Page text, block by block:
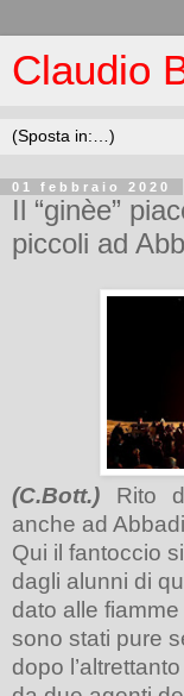
Claudio
01 febbraio 2020
Il “ginèe”
piccoli ad
(C.Bott.) Rito
anche ad
Qui il fantoccio
dagli alunni di
dato alle
sono stati pure
dopo